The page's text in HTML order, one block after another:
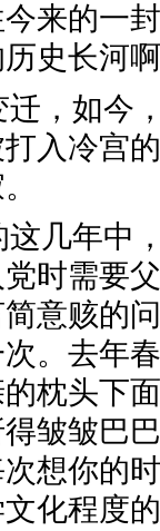
来的一
的历史
，如今
入冷宫
寂。
几年中
时需要
意赅的
。去年
枕头下
皱皱巴
想你的
化程度